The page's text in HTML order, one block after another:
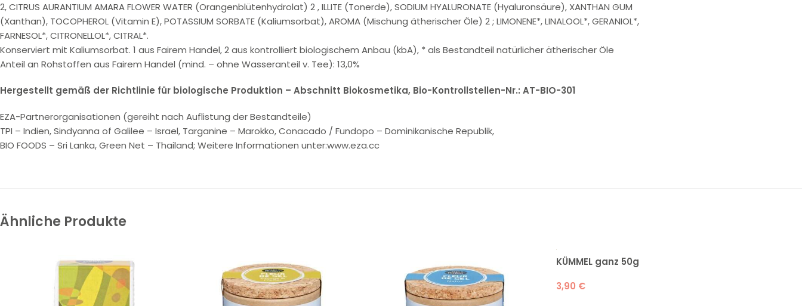
2, CITRUS AURANTIUM AMARA FLOWER WATER (Orangenblütenhydrolat) 2 , ILLITE (Tonerde), SODIUM HYALURONATE (Hyaluronsäure), XANTHAN GUM
(Xanthan), TOCOPHEROL (Vitamin E), POTASSIUM SORBATE (Kaliumsorbat), AROMA (Mischung ätherischer Öle) 2 ; LIMONENE*, LINALOOL*, GERANIOL*,
FARNESOL*, CITRONELLOL*, CITRAL*.
Konserviert mit Kaliumsorbat. 1 aus Fairem Handel, 2 aus kontrolliert biologischem Anbau (kbA), * als Bestandteil natürlicher ätherischer Öle
Anteil an Rohstoffen aus Fairem Handel (mind. – ohne Wasseranteil v. Tee): 13,0%
Hergestellt gemäß der Richtlinie für biologische Produktion – Abschnitt Biokosmetika, Bio-Kontrollstellen-Nr.: AT-BIO-301
EZA-Partnerorganisationen (gereiht nach Auflistung der Bestandteile)
TPI – Indien, Sindyanna of Galilee – Israel, Targanine – Marokko, Conacado / Fundopo – Dominikanische Republik,
BIO FOODS – Sri Lanka, Green Net – Thailand; Weitere Informationen unter:www.eza.cc
Ähnliche Produkte
KÜMMEL ganz 50g
3,90 €